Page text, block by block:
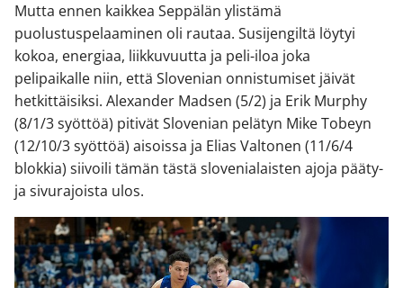
Mutta ennen kaikkea Seppälän ylistämä
puolustuspelaaminen oli rautaa. Susijengiltä löytyi
kokoa, energiaa, liikkuvuutta ja peli-iloa joka
pelipaikalle niin, että Slovenian onnistumiset jäivät
hetkittäisiksi. Alexander Madsen (5/2) ja Erik Murphy
(8/1/3 syöttöä) pitivät Slovenian pelätyn Mike Tobeyn
(12/10/3 syöttöä) aisoissa ja Elias Valtonen (11/6/4
blokkia) siivoili tämän tästä slovenialaisten ajoja pääty-
ja sivurajoista ulos.